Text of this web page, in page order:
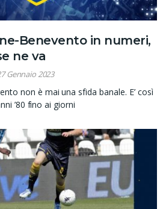
Benevento in numeri,
ne va
Gennaio 2023
non è mai una sfida banale. E’ così
’80 fino ai giorni